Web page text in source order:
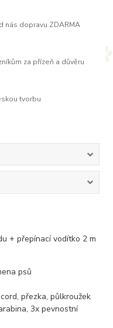
nás dopravu ZDARMA
za přízeň a důvěru
tvorbu
+ přepínací vodítko 2 m
psů
přezka, půlkroužek
3x pevnostní